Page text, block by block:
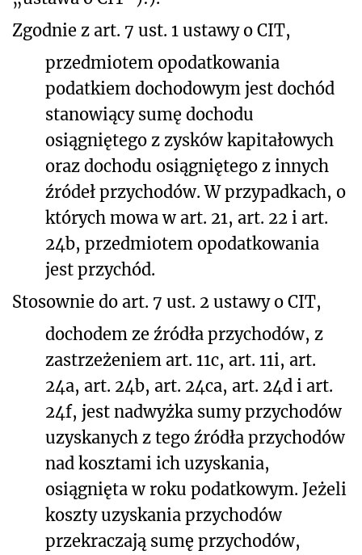
Zgodnie z art. 7 ust. 1 ustawy o CIT,
przedmiotem opodatkowania
podatkiem dochodowym jest dochód
stanowiący sumę dochodu
osiągniętego z zysków kapitałowych
oraz dochodu osiągniętego z innych
źródeł przychodów. W przypadkach, o
których mowa w art. 21, art. 22 i art.
24b, przedmiotem opodatkowania
jest przychód.
Stosownie do art. 7 ust. 2 ustawy o CIT,
dochodem ze źródła przychodów, z
zastrzeżeniem art. 11c, art. 11i, art.
24a, art. 24b, art. 24ca, art. 24d i art.
24f, jest nadwyżka sumy przychodów
uzyskanych z tego źródła przychodów
nad kosztami ich uzyskania,
osiągnięta w roku podatkowym. Jeżeli
koszty uzyskania przychodów
przekraczają sumę przychodów,